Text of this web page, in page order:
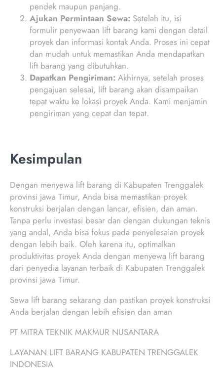
pendek maupun panjang.
Ajukan Permintaan Sewa: Setelah itu, isi
formulir penyewaan lift barang kami dengan detail
proyek dan informasi kontak Anda. Proses ini cepat
dan mudah untuk memastikan Anda mendapatkan
lift barang yang dibutuhkan.
Dapatkan Pengiriman: Akhirnya, setelah proses
pengajuan selesai, lift barang akan disampaikan
tepat waktu ke lokasi proyek Anda. Kami menjamin
pengiriman yang cepat dan tepat.
Kesimpulan
Dengan menyewa lift barang di Kabupaten Trenggalek
provinsi jawa Timur, Anda bisa memastikan proyek
konstruksi berjalan dengan lancar, efisien, dan aman.
Tanpa perlu investasi besar dan dengan dukungan teknis
yang andal, Anda bisa fokus pada penyelesaian proyek
dengan lebih baik. Oleh karena itu, optimalkan
produktivitas proyek Anda dengan menyewa lift barang
dari penyedia layanan terbaik di Kabupaten Trenggalek
provinsi jawa Timur.
Sewa lift barang sekarang dan pastikan proyek konstruksi
Anda berjalan dengan lebih efisien dan aman
PT MITRA TEKNIK MAKMUR NUSANTARA
LAYANAN LIFT BARANG KABUPATEN TRENGGALEK
INDONESIA